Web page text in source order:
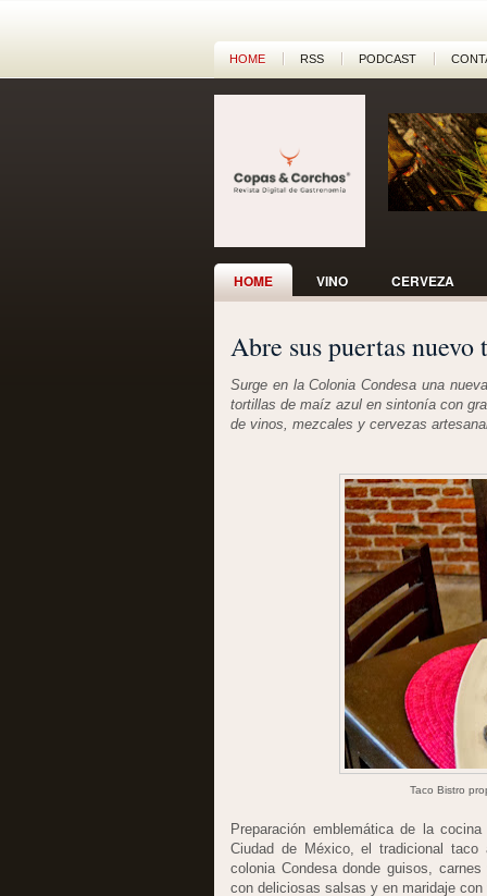
HOME RSS PODCAST
HOME VINO CERVEZA
Abre sus puertas
Surge en la Colonia Condesa una
tortillas de maíz azul en sintonía con
de vinos, mezcales y cervezas
Taco Bistro
Preparación emblemática de la
Ciudad de México, el tradicional taco
colonia Condesa donde guisos,
con deliciosas salsas y en maridaje